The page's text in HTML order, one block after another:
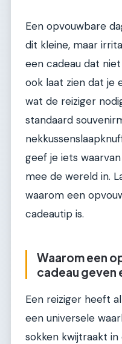
Een opvouwbare
dit kleine, maar
een cadeau dat
ook laat zien dat je
wat de reiziger
standaard
geef je iets
mee de wereld in.
waarom een
cadeautip is.
Waarom een
cadeau geven
Een reiziger heeft
een universele
sokken kwijtraakt in